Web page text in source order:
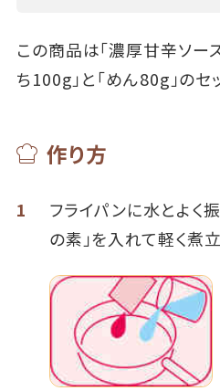
この商品は「濃厚甘辛ソー
ち100g」と「めん80g」のセ
作り方
1
フライパンに水とよく
の素」を入れて軽く煮